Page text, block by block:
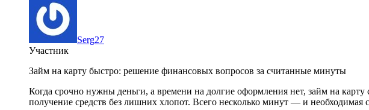
Serg27
Участник
Займ на карту быстро: решение финансовых вопросов за считанные минуты
Когда срочно нужны деньги, а времени на долгие оформления нет, займ на
получение средств без лишних хлопот. Всего несколько минут — и